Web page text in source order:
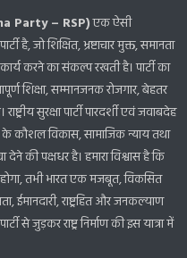
Party – RSP)एक ऐसी
है, जो शिक्षित, भ्रष्टाचार मुक्त, समानता
करने का संकल्प रखती है। पार्टी का
शिक्षा, सम्मानजनक रोजगार, बेहतर
सुरक्षा पार्टी पारदर्शी एवं जवाबदेह
के कौशल विकास, सामाजिक न्याय तथा
की पक्षधर है। हमारा विश्वास है कि
तभी भारत एक मजबूत, विकसित
ईमानदारी, राष्ट्रहित और जनकल्याण
से जुड़कर राष्ट्र निर्माण की इस यात्रा में